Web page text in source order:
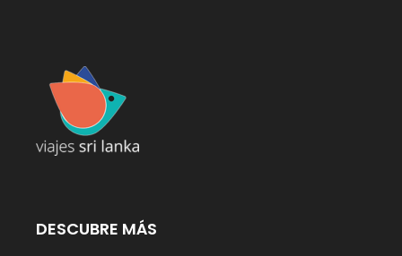
DESCUBRE MÁS